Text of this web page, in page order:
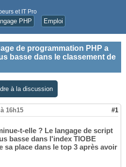
et IT Pro
PHP Emploi
de programmation PHP a
basse dans le classement de
à la discussion
16h15 #1
t-elle ? Le langage de script
basse dans l'index TIOBE
sa place dans le top 3 après avoir